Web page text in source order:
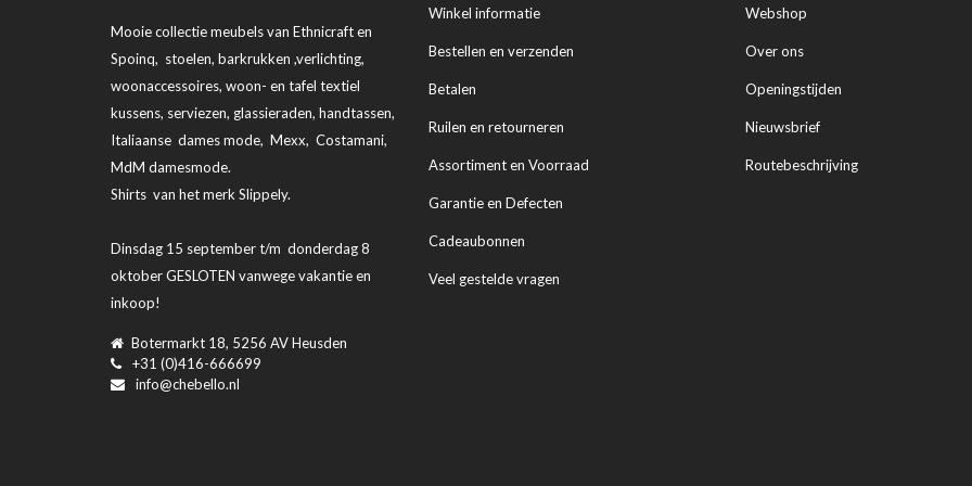
Mooie collectie meubels van Ethnicraft en
Spoinq, stoelen, barkrukken ,verlichting,
woonaccessoires, woon- en tafel textiel
kussens, serviezen, glassieraden, handtassen,
Italiaanse dames mode, Mexx, Costamani,
MdM damesmode.
Shirts van het merk Slippely.
Dinsdag 15 september t/m donderdag 8
oktober GESLOTEN vanwege vakantie en
inkoop!
Botermarkt 18, 5256 AV Heusden
+31 (0)416-666699
info@chebello.nl
Winkel informatie
Bestellen en verzenden
Betalen
Ruilen en retourneren
Assortiment en Voorraad
Garantie en Defecten
Cadeaubonnen
Veel gestelde vragen
Webshop
Over ons
Openingstijden
Nieuwsbrief
Routebeschrijving